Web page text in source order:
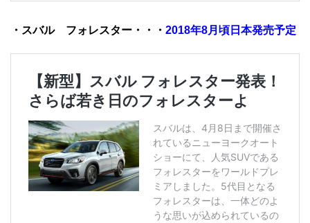
・スバル フォレスター・・・ 2018年8月頃日本発売予定